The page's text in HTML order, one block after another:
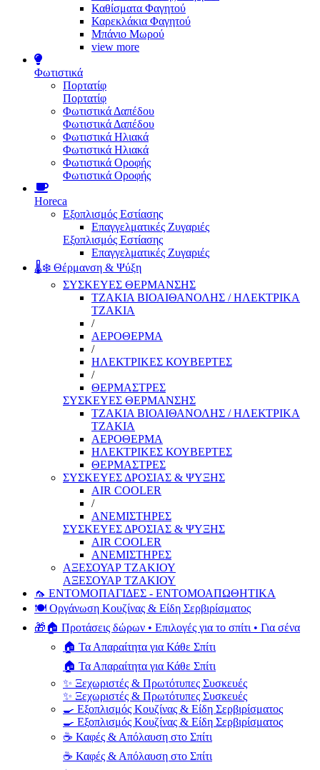
Καθίσματα Φαγητού
Καρεκλάκια Φαγητού
Μπάνιο Μωρού
view more
Φωτιστικά
Πορτατίφ
Πορτατίφ
Φωτιστικά Δαπέδου
Φωτιστικά Δαπέδου
Φωτιστικά Ηλιακά
Φωτιστικά Ηλιακά
Φωτιστικά Οροφής
Φωτιστικά Οροφής
Horeca
Εξοπλισμός Εστίασης
Επαγγελματικές Ζυγαριές
Εξοπλισμός Εστίασης
Επαγγελματικές Ζυγαριές
🌡️❄️ Θέρμανση & Ψύξη
ΣΥΣΚΕΥΕΣ ΘΕΡΜΑΝΣΗΣ
ΤΖΑΚΙΑ ΒΙΟΑΙΘΑΝΟΛΗΣ / ΗΛΕΚΤΡΙΚΑ
ΤΖΑΚΙΑ
/
ΑΕΡΟΘΕΡΜΑ
/
ΗΛΕΚΤΡΙΚΕΣ ΚΟΥΒΕΡΤΕΣ
/
ΘΕΡΜΑΣΤΡΕΣ
ΣΥΣΚΕΥΕΣ ΘΕΡΜΑΝΣΗΣ
ΤΖΑΚΙΑ ΒΙΟΑΙΘΑΝΟΛΗΣ / ΗΛΕΚΤΡΙΚΑ
ΤΖΑΚΙΑ
ΑΕΡΟΘΕΡΜΑ
ΗΛΕΚΤΡΙΚΕΣ ΚΟΥΒΕΡΤΕΣ
ΘΕΡΜΑΣΤΡΕΣ
ΣΥΣΚΕΥΕΣ ΔΡΟΣΙΑΣ & ΨΥΞΗΣ
AIR COOLER
/
ΑΝΕΜΙΣΤΗΡΕΣ
ΣΥΣΚΕΥΕΣ ΔΡΟΣΙΑΣ & ΨΥΞΗΣ
AIR COOLER
ΑΝΕΜΙΣΤΗΡΕΣ
ΑΞΕΣΟΥΑΡ ΤΖΑΚΙΟΥ
ΑΞΕΣΟΥΑΡ ΤΖΑΚΙΟΥ
🦟 ΕΝΤΟΜΟΠΑΓΙΔΕΣ - ΕΝΤΟΜΟΑΠΩΘΗΤΙΚΑ
🍽️ Οργάνωση Κουζίνας & Είδη Σερβιρίσματος
🎁🏠 Προτάσεις δώρων • Επιλογές για το σπίτι • Για σένα
🏠 Τα Απαραίτητα για Κάθε Σπίτι
🏠 Τα Απαραίτητα για Κάθε Σπίτι
✨ Ξεχωριστές & Πρωτότυπες Συσκευές
✨ Ξεχωριστές & Πρωτότυπες Συσκευές
🍳 Εξοπλισμός Κουζίνας & Είδη Σερβιρίσματος
🍳 Εξοπλισμός Κουζίνας & Είδη Σερβιρίσματος
☕ Καφές & Απόλαυση στο Σπίτι
☕ Καφές & Απόλαυση στο Σπίτι